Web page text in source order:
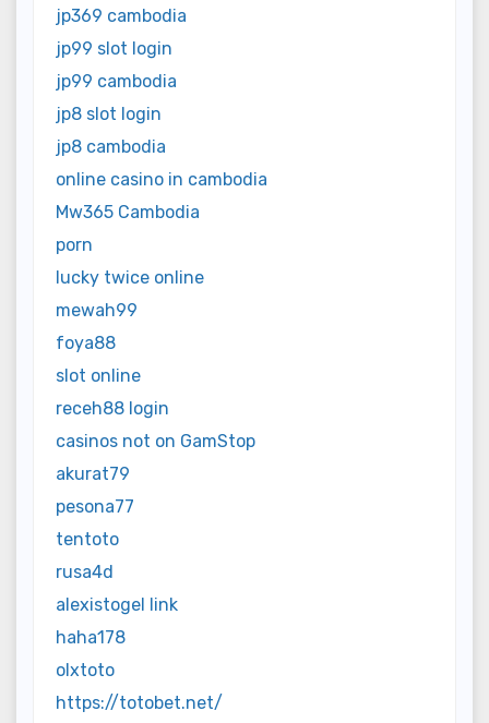
jp369 cambodia
jp99 slot login
jp99 cambodia
jp8 slot login
jp8 cambodia
online casino in cambodia
Mw365 Cambodia
porn
lucky twice online
mewah99
foya88
slot online
receh88 login
casinos not on GamStop
akurat79
pesona77
tentoto
rusa4d
alexistogel link
haha178
olxtoto
https://totobet.net/